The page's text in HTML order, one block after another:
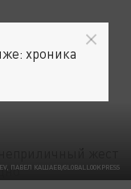
ПАВЕЛ КАШАЕВ/GLOBALLOOKPRESS
хроника